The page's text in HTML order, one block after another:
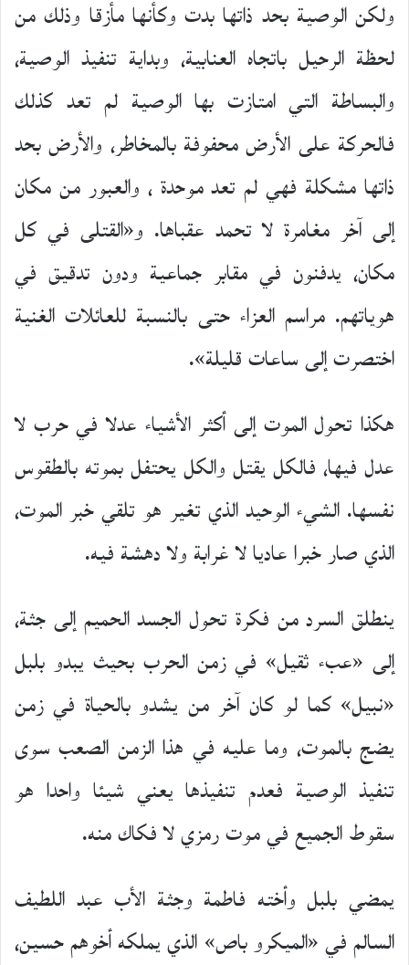
ولكن الوصية بحد ذاتها بدت وكأنها مأزقا وذلك من
لحظة الرحيل باتجاه العنابية، وبداية تنفيذ الوصية،
والبساطة التي امتازت بها الوصية لم تعد كذلك
فالحركة على الأرض محفوفة بالمخاطر، والأرض بحد
ذاتها مشكلة فهي لم تعد موحدة ، والعبور من مكان
إلى آخر مغامرة لا تحمد عقباها. و«القتلى في كل
مكان، يدفنون في مقابر جماعية ودون تدقيق في
هوياتهم. مراسم العزاء حتى بالنسبة للعائلات الغنية
اختصرت إلى ساعات قليلة».
هكذا تحول الموت إلى أكثر الأشياء عدلا في حرب لا
عدل فيها، فالكل يقتل والكل يحتفل بموته بالطقوس
نفسها. الشيء الوحيد الذي تغير هو تلقي خبر الموت،
الذي صار خبرا عاديا لا غرابة ولا دهشة فيه.
ينطلق السرد من فكرة تحول الجسد الحميم إلى جثة،
إلى «عبء ثقيل» في زمن الحرب بحيث يبدو بلبل
«نبيل» كما لو كان آخر من يشدو بالحياة في زمن
يضج بالموت، وما عليه في هذا الزمن الصعب سوى
تنفيذ الوصية فعدم تنفيذها يعني شيئا واحدا هو
سقوط الجميع في موت رمزي لا فكاك منه.
يمضي بلبل وأخته فاطمة وجثة الأب عبد اللطيف
السالم في «الميكرو باص» الذي يملكه أخوهم حسين،